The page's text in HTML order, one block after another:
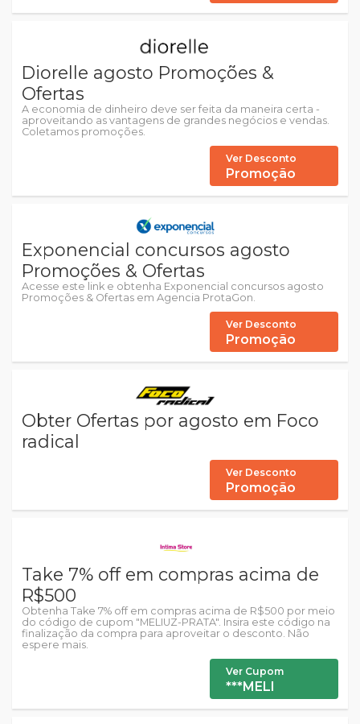
Diorelle agosto Promoções &
Ofertas
A economia de dinheiro deve ser feita da maneira certa -
aproveitando as vantagens de grandes negócios e vendas.
Coletamos promoções.
Ver Desconto
Promoção
Exponencial concursos agosto
Promoções & Ofertas
Acesse este link e obtenha Exponencial concursos agosto
Promoções & Ofertas em Agencia ProtaGon.
Ver Desconto
Promoção
Obter Ofertas por agosto em Foco
radical
Ver Desconto
Promoção
Take 7% off em compras acima de
R$500
Obtenha Take 7% off em compras acima de R$500 por meio
do código de cupom "MELIUZ-PRATA". Insira este código na
finalização da compra para aproveitar o desconto. Não
espere mais.
Ver Cupom
***MELI